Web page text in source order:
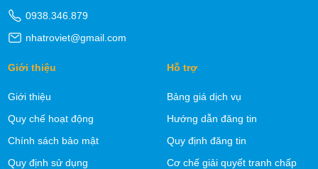
0938.346.879
nhatroviet@gmail.com
Giới thiệu
Giới thiệu
Quy chế hoạt động
Chính sách bảo mật
Quy định sử dụng
Hỗ trợ
Bảng giá dịch vụ
Hướng dẫn đăng tin
Quy định đăng tin
Cơ chế giải quyết tranh chấp